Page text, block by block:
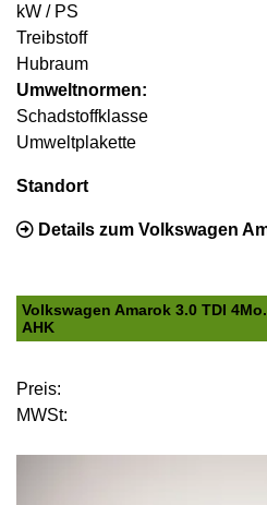
kW / PS
Treibstoff
Hubraum
Umweltnormen:
Schadstoffklasse
Umweltplakette
Standort
Details zum Volkswagen
Volkswagen Amarok 3.0 TDI
AHK
Preis:
MWSt: